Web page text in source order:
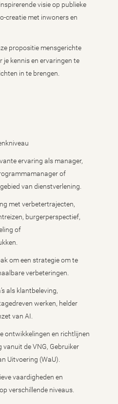
visie op publieke
creatie met inwoners en
propositie mensgerichte
je kennis en ervaringen te
in te brengen.
ervaring als manager,
of
van dienstverlening.
met verbetertrajecten,
burgerperspectief,
of
om een strategie om te
verbeteringen.
als klantbeleving,
werken, helder
van AI.
ontwikkelingen en richtlijnen
de VNG, Gebruiker
Uitvoering (WaU).
vaardigheden en
verschillende niveaus.